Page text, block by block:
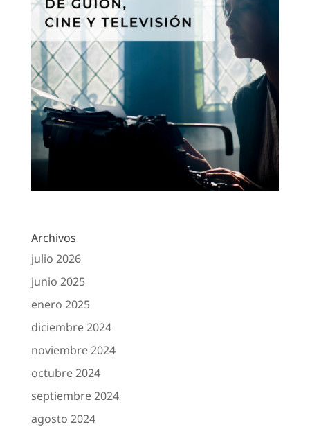
Archivos
julio 2026
junio 2025
enero 2025
diciembre 2024
noviembre 2024
octubre 2024
septiembre 2024
agosto 2024